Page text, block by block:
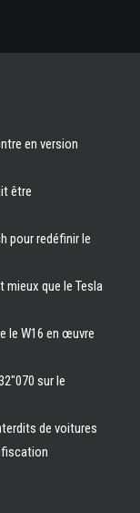
en version
être
pour redéfinir le
mieux que le Tesla
le W16 en œuvre
sur le
de voitures